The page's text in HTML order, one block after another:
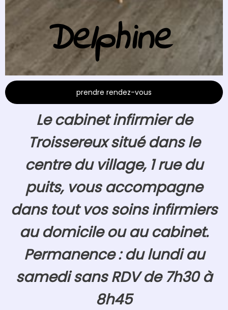
Delphine
prendre rendez-vous
Le cabinet infirmier de
Troissereux situé dans le
centre du village, 1 rue du
puits, vous accompagne
dans tout vos soins infirmiers
au domicile ou au cabinet.
Permanence : du lundi au
samedi sans RDV de 7h30 à
8h45